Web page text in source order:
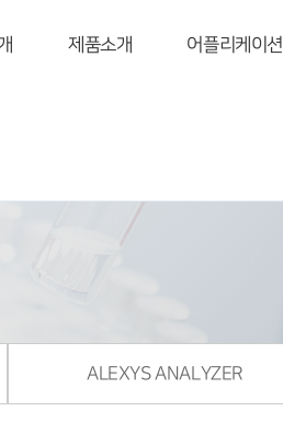
제품소개 어플리케이션
ALEXYS ANALYZER